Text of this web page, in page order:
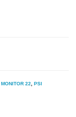
MONITOR 22, PSI